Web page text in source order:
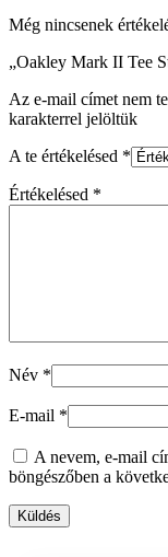
Még nincsenek
„Oakley Mark II Tee
Az e-mail címet nem
karakterrel jelöltük
A te értékelésed *
Értékelésed *
Név *
E-mail *
A nevem, e-mail
böngészőben a